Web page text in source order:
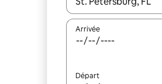
Arrivée
Départ